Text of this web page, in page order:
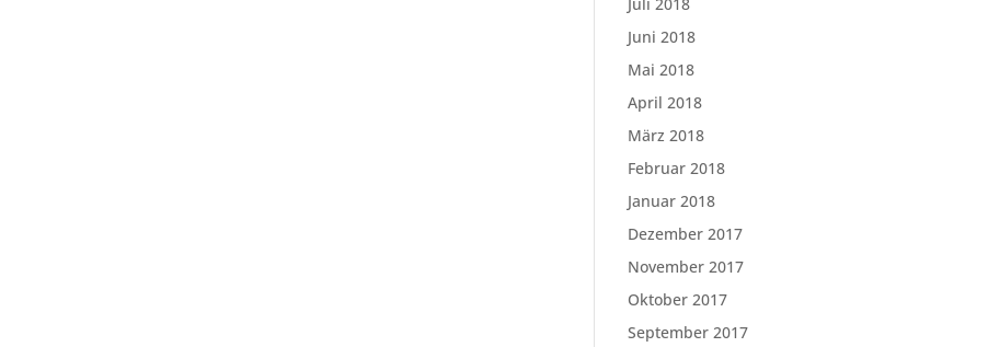
Juni 2018
Mai 2018
April 2018
März 2018
Februar 2018
Januar 2018
Dezember 2017
November 2017
Oktober 2017
September 2017